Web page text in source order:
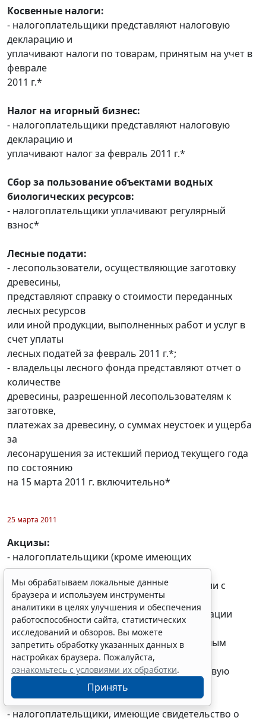
Косвенные налоги:
- налогоплательщики представляют налоговую
декларацию и
уплачивают налоги по товарам, принятым на учет в
феврале
2011 г.*
Налог на игорный бизнес:
- налогоплательщики представляют налоговую
декларацию и
уплачивают налог за февраль 2011 г.*
Сбор за пользование объектами водных
биологических ресурсов:
- налогоплательщики уплачивают регулярный
взнос*
Лесные подати:
- лесопользователи, осуществляющие заготовку
древесины,
представляют справку о стоимости переданных
лесных ресурсов
или иной продукции, выполненных работ и услуг в
счет уплаты
лесных податей за февраль 2011 г.*;
- владельцы лесного фонда представляют отчет о
количестве
древесины, разрешенной лесопользователям к
заготовке,
платежах за древесину, о суммах неустоек и ущерба
за
лесонарушения за истекший период текущего года
по состоянию
на 15 марта 2011 г. включительно*
25 марта 2011
Акцизы:
- налогоплательщики (кроме имеющих
свидетельство о
регистрации лица, совершающего операции с
прямогонным
бензином, и (или) свидетельство о регистрации
организации,
совершающей операции с денатурированным
этиловым спиртом)
уплачивают акцизы и представляют налоговую
февраль 2011 г.;
- налогоплательщики, имеющие свидетельство о
Мы обрабатываем локальные данные
браузера и используем инструменты
аналитики в целях улучшения и обеспечения
работоспособности сайта, статистических
исследований и обзоров. Вы можете
запретить обработку указанных данных в
настройках браузера. Пожалуйста,
ознакомьтесь с условиями их обработки.
Принять